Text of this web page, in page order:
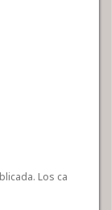
Los ca